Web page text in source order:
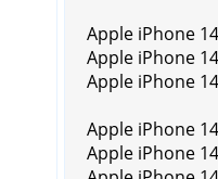
Apple iPhone
Apple iPhone
Apple iPhone
Apple iPhone
Apple iPhone